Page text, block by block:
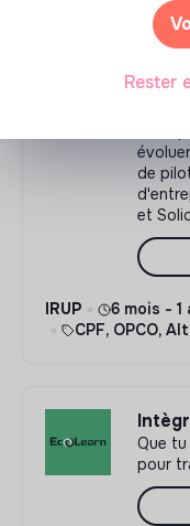
de
et
IRUP 6 mois - 1
CPF, OPCO,
Que tu
pour
Rester